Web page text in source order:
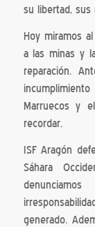
su libertad, sus
Hoy miramos
a las minas y
reparación.
Marruecos y
recordar.
ISF Aragón
Sáhara
generado.